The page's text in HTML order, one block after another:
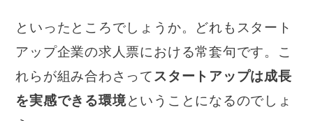
といったところでしょうか。どれもスタート
アップ企業の求人票における常套句です。こ
れらが組み合わさってスタートアップは成長
を実感できる環境ということになるのでしょ